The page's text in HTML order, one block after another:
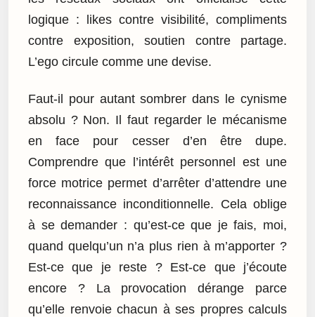
logique : likes contre visibilité, compliments
contre exposition, soutien contre partage.
L’ego circule comme une devise.
Faut-il pour autant sombrer dans le cynisme
absolu ? Non. Il faut regarder le mécanisme
en face pour cesser d’en être dupe.
Comprendre que l’intérêt personnel est une
force motrice permet d’arrêter d’attendre une
reconnaissance inconditionnelle. Cela oblige
à se demander : qu’est-ce que je fais, moi,
quand quelqu’un n’a plus rien à m’apporter ?
Est-ce que je reste ? Est-ce que j’écoute
encore ? La provocation dérange parce
qu’elle renvoie chacun à ses propres calculs